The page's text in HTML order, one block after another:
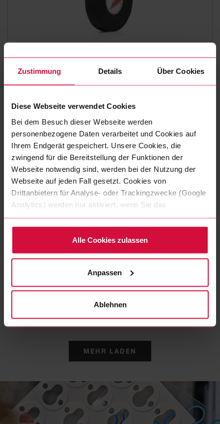
Zustimmung Details Über Cookies
Diese Webseite verwendet Cookies
Bei dem Besuch dieser Webseite werden
personenbezogene Daten verarbeitet und Cookies auf
Ihrem Endgerät gespeichert. Unsere Cookies, die
zwingend für die Bereitstellung der Funktionen der
Webseite notwendig sind, werden bei der Nutzung der
Webseite auf jeden Fall gesetzt. Cookies von
Drittanbietern für Analyse- oder Trackingzwecke (Google
Analytics) werden nur aktiviert, wenn Sie das
entsprechende Häkchen setzen und auf „zulassen“
klicken. Mehr dazu (einschließlich der Möglichkeit, die
Einwilligungserklärung zu widerrufen) erfahren Sie in
unserer Datenschutzerklärung.
Alle Cookies zulassen
Anpassen
Ablehnen
Coroplast 839
KABELWICKELBAND
Coroplast 839 X
Polyestergewebeklebeband
MEHR LADEN